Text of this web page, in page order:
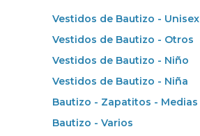
Vestidos de Bautizo - Unisex
Vestidos de Bautizo - Otros
Vestidos de Bautizo - Niño
Vestidos de Bautizo - Niña
Bautizo - Zapatitos - Medias
Bautizo - Varios